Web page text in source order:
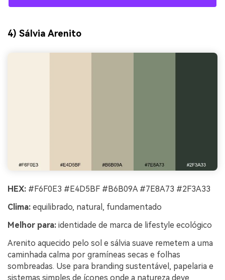
4) Sálvia Arenito
HEX: #F6F0E3 #E4D5BF #B6B09A #7E8A73 #2F3A33
Clima: equilibrado, natural, fundamentado
Melhor para: identidade de marca de lifestyle ecológico
Arenito aquecido pelo sol e sálvia suave remetem a uma
caminhada calma por gramíneas secas e folhas
sombreadas. Use para branding sustentável, papelaria e
sistemas simples de ícones onde a natureza deve